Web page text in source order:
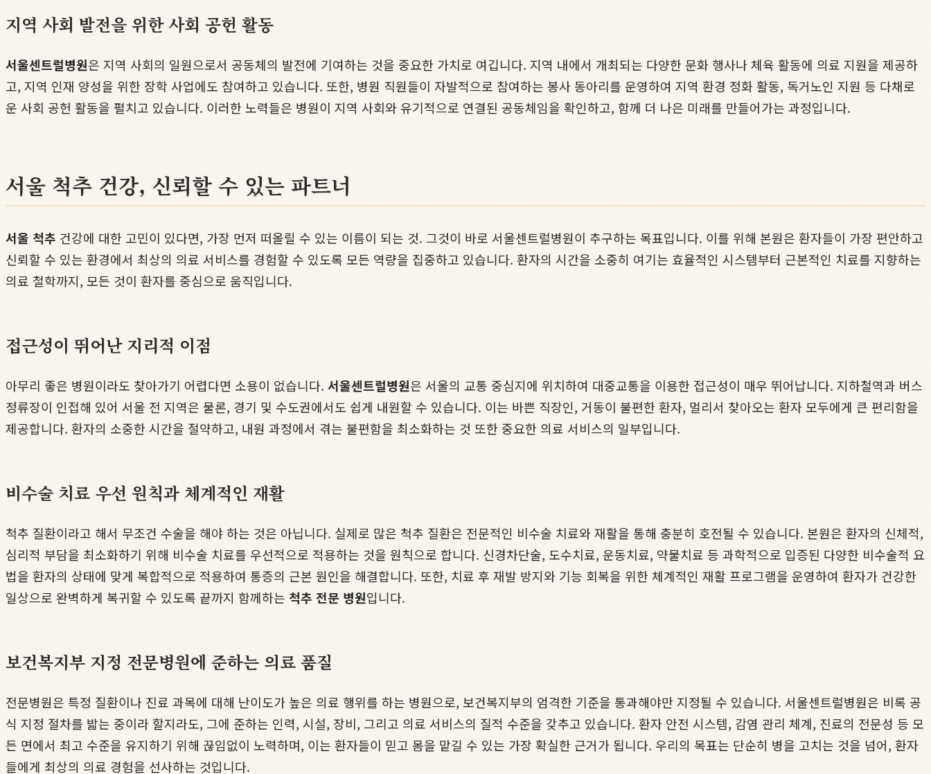
지역 사회 발전을 위한 사회 공헌 활동
서울센트럴병원은 지역 사회의 일원으로서 공동체의 발전에 기여하는 것을 중요한 가치로 여깁니다. 지역 내에서 개최되는 다양한 문화 행사나 체육 활동에 의료 지원을 제공하
고, 지역 인재 양성을 위한 장학 사업에도 참여하고 있습니다. 또한, 병원 직원들이 자발적으로 참여하는 봉사 동아리를 운영하여 지역 환경 정화 활동, 독거노인 지원 등 다채로
운 사회 공헌 활동을 펼치고 있습니다. 이러한 노력들은 병원이 지역 사회와 유기적으로 연결된 공동체임을 확인하고, 함께 더 나은 미래를 만들어가는 과정입니다.
서울 척추 건강, 신뢰할 수 있는 파트너
서울 척추 건강에 대한 고민이 있다면, 가장 먼저 떠올릴 수 있는 이름이 되는 것. 그것이 바로 서울센트럴병원이 추구하는 목표입니다. 이를 위해 본원은 환자들이 가장 편안하고
신뢰할 수 있는 환경에서 최상의 의료 서비스를 경험할 수 있도록 모든 역량을 집중하고 있습니다. 환자의 시간을 소중히 여기는 효율적인 시스템부터 근본적인 치료를 지향하는
의료 철학까지, 모든 것이 환자를 중심으로 움직입니다.
접근성이 뛰어난 지리적 이점
아무리 좋은 병원이라도 찾아가기 어렵다면 소용이 없습니다. 서울센트럴병원은 서울의 교통 중심지에 위치하여 대중교통을 이용한 접근성이 매우 뛰어납니다. 지하철역과 버스
정류장이 인접해 있어 서울 전 지역은 물론, 경기 및 수도권에서도 쉽게 내원할 수 있습니다. 이는 바쁜 직장인, 거동이 불편한 환자, 멀리서 찾아오는 환자 모두에게 큰 편리함을
제공합니다. 환자의 소중한 시간을 절약하고, 내원 과정에서 겪는 불편함을 최소화하는 것 또한 중요한 의료 서비스의 일부입니다.
비수술 치료 우선 원칙과 체계적인 재활
척추 질환이라고 해서 무조건 수술을 해야 하는 것은 아닙니다. 실제로 많은 척추 질환은 전문적인 비수술 치료와 재활을 통해 충분히 호전될 수 있습니다. 본원은 환자의 신체적,
심리적 부담을 최소화하기 위해 비수술 치료를 우선적으로 적용하는 것을 원칙으로 합니다. 신경차단술, 도수치료, 운동치료, 약물치료 등 과학적으로 입증된 다양한 비수술적 요
법을 환자의 상태에 맞게 복합적으로 적용하여 통증의 근본 원인을 해결합니다. 또한, 치료 후 재발 방지와 기능 회복을 위한 체계적인 재활 프로그램을 운영하여 환자가 건강한
일상으로 완벽하게 복귀할 수 있도록 끝까지 함께하는 척추 전문 병원입니다.
보건복지부 지정 전문병원에 준하는 의료 품질
전문병원은 특정 질환이나 진료 과목에 대해 난이도가 높은 의료 행위를 하는 병원으로, 보건복지부의 엄격한 기준을 통과해야만 지정될 수 있습니다. 서울센트럴병원은 비록 공
식 지정 절차를 밟는 중이라 할지라도, 그에 준하는 인력, 시설, 장비, 그리고 의료 서비스의 질적 수준을 갖추고 있습니다. 환자 안전 시스템, 감염 관리 체계, 진료의 전문성 등 모
든 면에서 최고 수준을 유지하기 위해 끊임없이 노력하며, 이는 환자들이 믿고 몸을 맡길 수 있는 가장 확실한 근거가 됩니다. 우리의 목표는 단순히 병을 고치는 것을 넘어, 환자
들에게 최상의 의료 경험을 선사하는 것입니다.